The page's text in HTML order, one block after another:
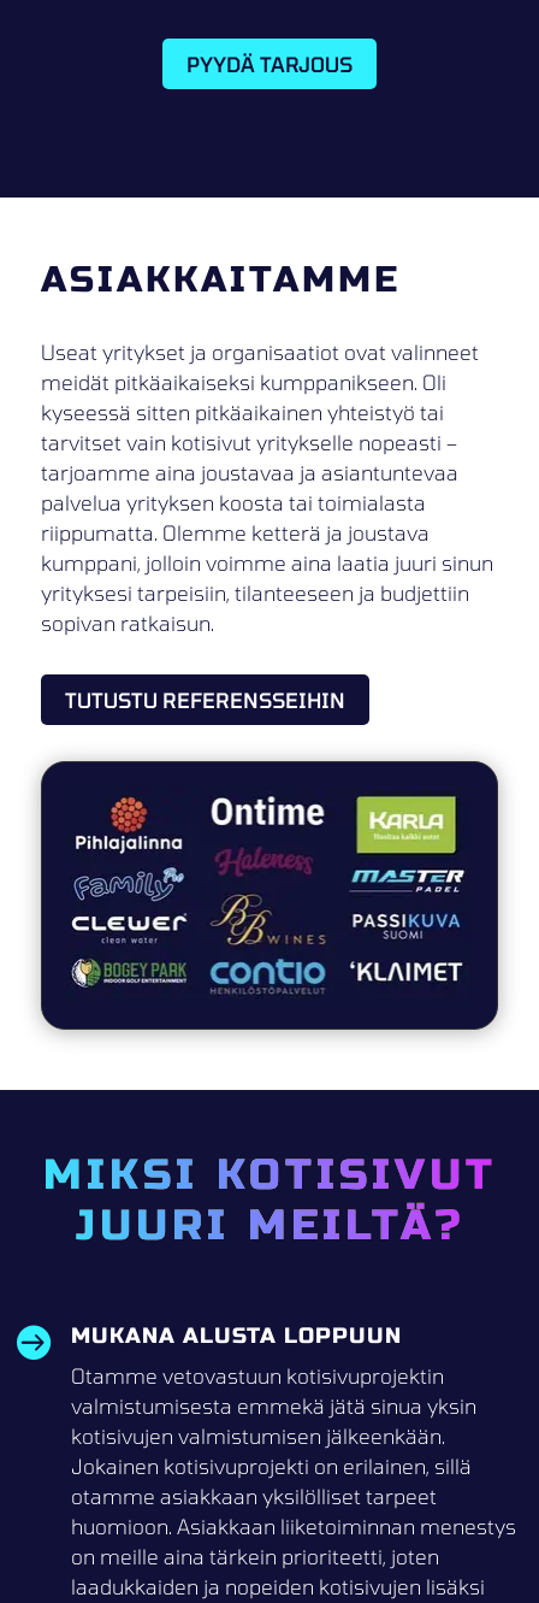
PYYDÄ TARJOUS
ASIAKKAITAMME
Useat yritykset ja organisaatiot ovat valinneet
meidät pitkäaikaiseksi kumppanikseen. Oli
kyseessä sitten pitkäaikainen yhteistyö tai
tarvitset vain kotisivut yritykselle nopeasti –
tarjoamme aina joustavaa ja asiantuntevaa
palvelua yrityksen koosta tai toimialasta
riippumatta. Olemme ketterä ja joustava
kumppani, jolloin voimme aina laatia juuri sinun
yrityksesi tarpeisiin, tilanteeseen ja budjettiin
sopivan ratkaisun.
TUTUSTU REFERENSSEIHIN
MIKSI KOTISIVUT
JUURI MEILTÄ?
 MUKANA ALUSTA LOPPUUN
Otamme vetovastuun kotisivuprojektin
valmistumisesta emmekä jätä sinua yksin
kotisivujen valmistumisen jälkeenkään.
Jokainen kotisivuprojekti on erilainen, sillä
otamme asiakkaan yksilölliset tarpeet
huomioon. Asiakkaan liiketoiminnan menestys
on meille aina tärkein prioriteetti, joten
laadukkaiden ja nopeiden kotisivujen lisäksi